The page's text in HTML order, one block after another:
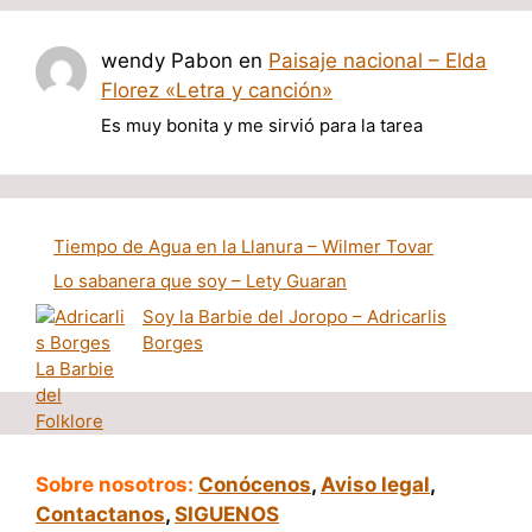
wendy Pabon en Paisaje nacional – Elda
Florez «Letra y canción»
Es muy bonita y me sirvió para la tarea
Tiempo de Agua en la Llanura – Wilmer Tovar
Lo sabanera que soy – Lety Guaran
Soy la Barbie del Joropo – Adricarlis
Borges
Sobre nosotros: Conócenos, Aviso legal,
Contactanos, SIGUENOS